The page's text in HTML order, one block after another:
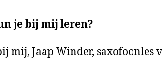
je bij mij leren?
mij, Jaap Winder, saxofoonles